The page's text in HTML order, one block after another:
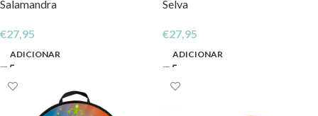
Salamandra
€27,95
ADICIONAR
Selva
€27,95
ADICIONAR